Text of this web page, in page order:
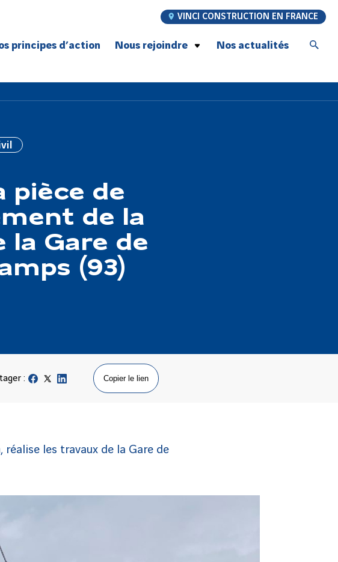
VINCI CONSTRUCTION EN FRANCE
principes d’action Nous rejoindre
Postulez à nos offres d’emploi
Nos actualités
pièce de
de la
Gare de
(93)
: Copier le lien
les travaux de la Gare de